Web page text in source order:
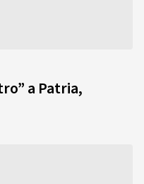
a Patria,